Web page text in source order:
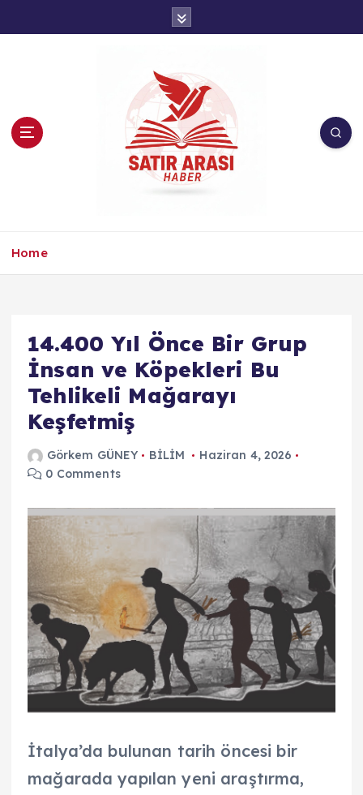
Home
14.400 Yıl Önce Bir Grup
İnsan ve Köpekleri Bu
Tehlikeli Mağarayı
Keşfetmiş
Görkem GÜNEY BİLİM
Haziran 4, 2026
0 Comments
İtalya’da bulunan tarih öncesi bir
mağarada yapılan yeni araştırma,